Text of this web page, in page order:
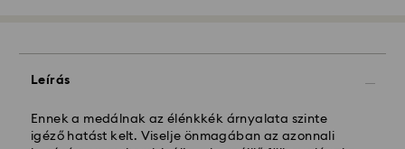
Leírás
Ennek a medálnak az élénkkék árnyalata szinte
igéző hatást kelt. Viselje önmagában az azonnali
szállítjuk ki.
és a szállítás után
Hagyományos kiszállítási költség: HUF 2'000